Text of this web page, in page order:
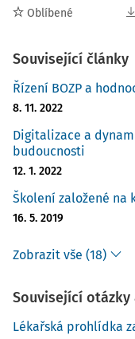
Řízení incidentů
Strategie
Behaviorální
Oblíbené
Související články
Řízení BOZP a
8. 11. 2022
Digitalizace a
budoucnosti
12. 1. 2022
Školení založené na
16. 5. 2019
Zobrazit vše (18)
Související
Lékařská prohlídka